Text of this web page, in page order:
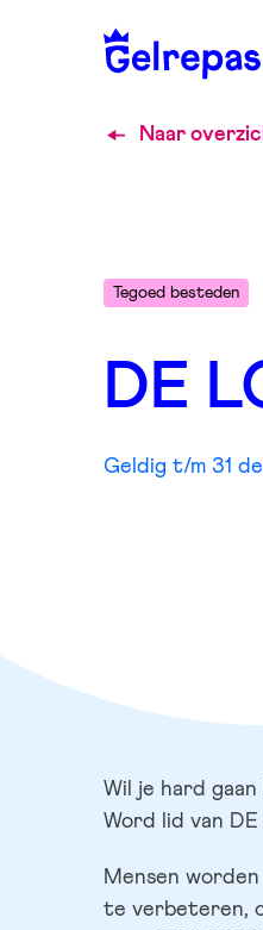
Naar
Tegoed besteden
DE
Geldig t/m 31
Wil je hard
Word lid van DE
Mensen
te verbeteren,